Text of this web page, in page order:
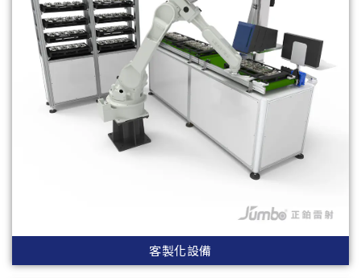
客製化設備